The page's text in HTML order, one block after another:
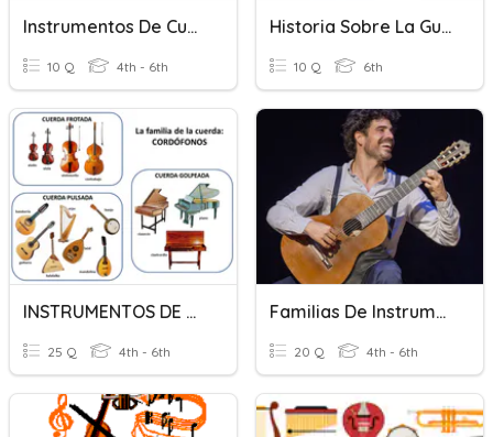
Instrumentos De Cuerda
10 Q 4th - 6th
Historia Sobre La Guitarra
10 Q 6th
INSTRUMENTOS DE CUERDA - CORDÓFONOS
25 Q 4th - 6th
Familias De Instrumentos Musicales
20 Q 4th - 6th